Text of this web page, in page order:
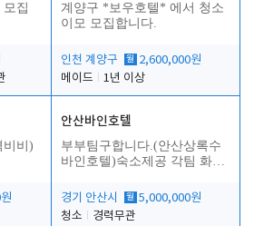
집
계양구 *보우호텔* 에서 청소
이모 모집합니다.
인천 계양구 월 2,600,000원
메이드
1년 이상
비비)
안산바인호텔
부부팀구합니다.(안산상록수
바인호텔)숙소제공 각팀 화장
경기 안산시
월 5,000,000원
청소
경력무관